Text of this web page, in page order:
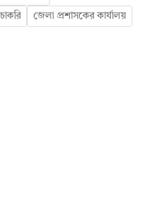
জেলা প্রশাসকের কার্যালয়